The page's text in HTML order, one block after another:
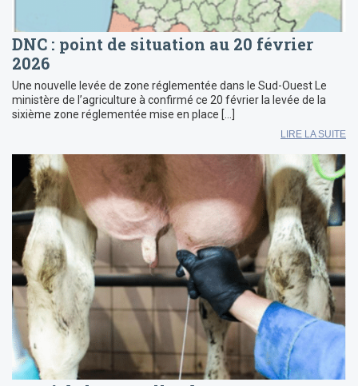
DNC : point de situation au 20 février
2026
Une nouvelle levée de zone réglementée dans le Sud-Ouest Le
ministère de l’agriculture à confirmé ce 20 février la levée de la
sixième zone réglementée mise en place […]
LIRE LA SUITE